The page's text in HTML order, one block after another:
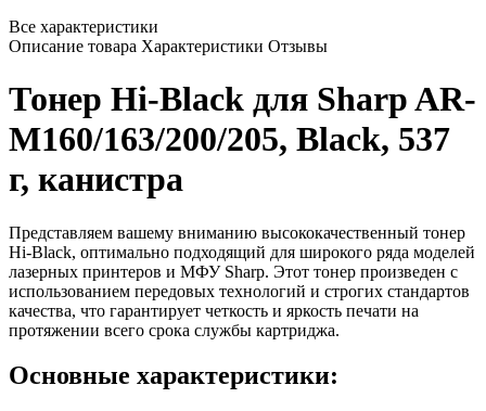
Все характеристики
Описание товара Характеристики Отзывы
Тонер Hi-Black для Sharp AR-
M160/163/200/205, Black, 537
г, канистра
Представляем вашему вниманию высококачественный тонер
Hi-Black, оптимально подходящий для широкого ряда моделей
лазерных принтеров и МФУ Sharp. Этот тонер произведен с
использованием передовых технологий и строгих стандартов
качества, что гарантирует четкость и яркость печати на
протяжении всего срока службы картриджа.
Основные характеристики: